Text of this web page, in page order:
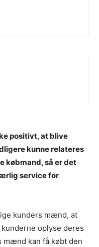
positivt, at blive
kunne relateres
købmand, så er det
service for
kunders mænd, at
oplyse deres
mænd kan få købt den